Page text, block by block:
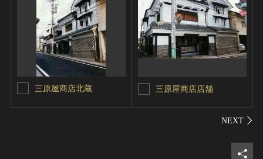
三原屋商店北蔵 三原屋商店店舗
シェ